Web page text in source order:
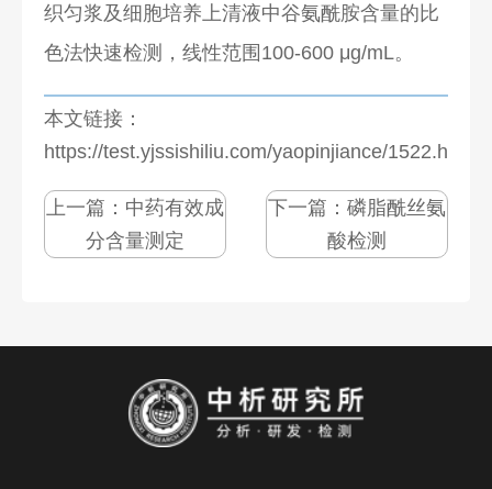
织匀浆及细胞培养上清液中谷氨酰胺含量的比
色法快速检测，线性范围100-600 μg/mL。
本文链接：
https://test.yjssishiliu.com/yaopinjiance/1522.html
上一篇： 中药有效成
分含量测定
下一篇：磷脂酰丝氨
酸检测